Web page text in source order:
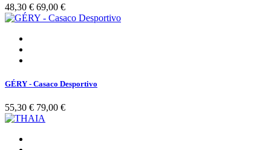
48,30 € 69,00 €
GÉRY - Casaco Desportivo
55,30 € 79,00 €